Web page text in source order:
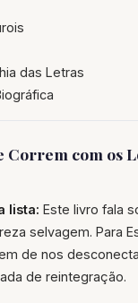
das Letras
Correm com os
lista: Este livro fala
selvagem. Para
de nos
de reintegração.